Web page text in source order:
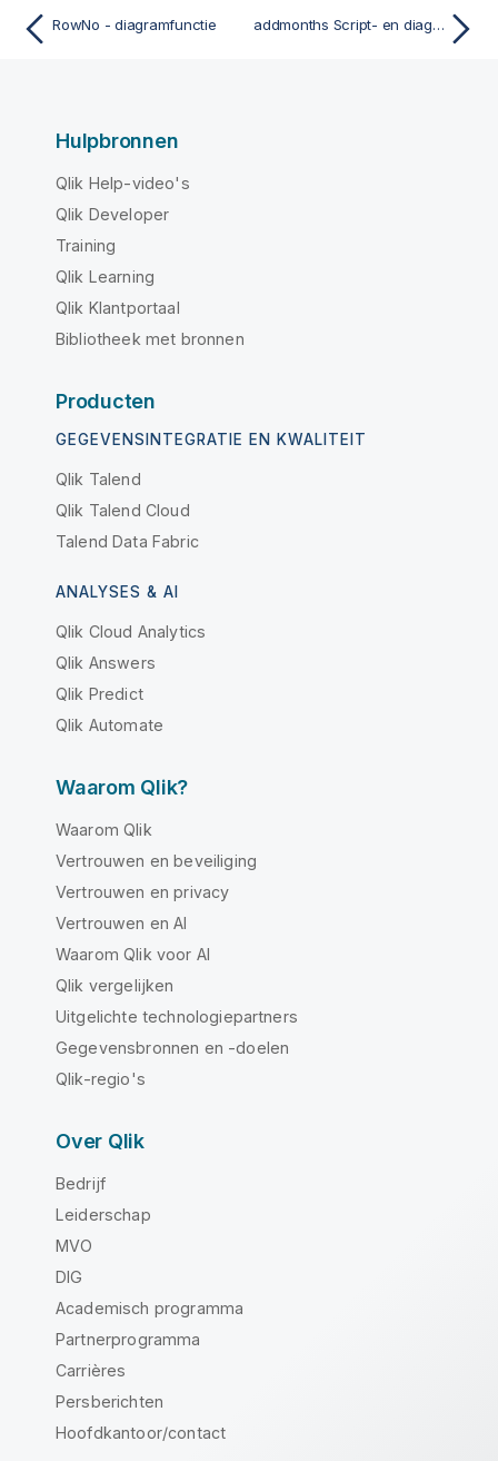
RowNo - diagramfunctie addmonths Script- en diagramfunctie
Hulpbronnen
Qlik Help-video's
Qlik Developer
Training
Qlik Learning
Qlik Klantportaal
Bibliotheek met bronnen
Producten
GEGEVENSINTEGRATIE EN KWALITEIT
Qlik Talend
Qlik Talend Cloud
Talend Data Fabric
ANALYSES & AI
Qlik Cloud Analytics
Qlik Answers
Qlik Predict
Qlik Automate
Waarom Qlik?
Waarom Qlik
Vertrouwen en beveiliging
Vertrouwen en privacy
Vertrouwen en AI
Waarom Qlik voor AI
Qlik vergelijken
Uitgelichte technologiepartners
Gegevensbronnen en -doelen
Qlik-regio's
Over Qlik
Bedrijf
Leiderschap
MVO
DIG
Academisch programma
Partnerprogramma
Carrières
Persberichten
Hoofdkantoor/contact